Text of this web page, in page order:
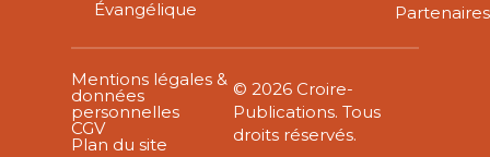
Évangélique Partenaires
Mentions légales &
données
personnelles
CGV
Plan du site
© 2026 Croire-
Publications. Tous
droits réservés.